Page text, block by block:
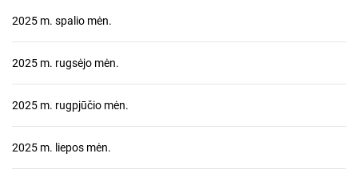
2025 m. spalio mėn.
2025 m. rugsėjo mėn.
2025 m. rugpjūčio mėn.
2025 m. liepos mėn.